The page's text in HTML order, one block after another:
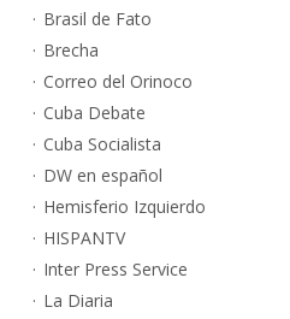
Brasil de Fato
Brecha
Correo del Orinoco
Cuba Debate
Cuba Socialista
DW en español
Hemisferio Izquierdo
HISPANTV
Inter Press Service
La Diaria